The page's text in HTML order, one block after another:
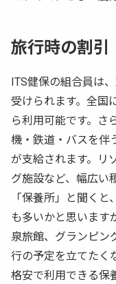
旅行時の割引
ITS健保の組合員は
受けられます。全国
ら利用可能です。さ
機・鉄道・バスを伴
が支給されます。リ
グ施設など、幅広い
「保養所」と聞く
も多いかと思います
泉旅館、グランピン
行の予定を立てたく
格安で利用できる保